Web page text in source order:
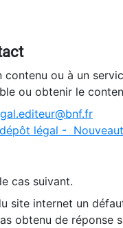
contenu ou à un
ou obtenir le
légal -
cas suivant.
site internet un
obtenu de réponse